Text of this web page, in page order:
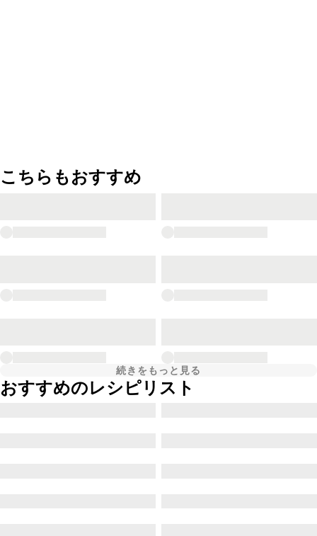
こちらもおすすめ
続きをもっと見る
おすすめのレシピリスト